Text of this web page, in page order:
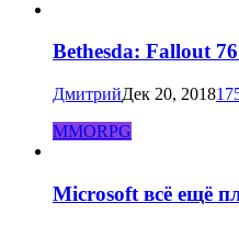
Bethesda: Fallout
ДмитрийДек 20, 2018
MMORPG
Microsoft всё ещё